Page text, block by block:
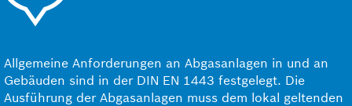
Allgemeine Anforderungen an Abgasanlagen in und an
Gebäuden sind in der DIN EN 1443 festgelegt. Die
Ausführung der Abgasanlagen muss dem lokal geltenden